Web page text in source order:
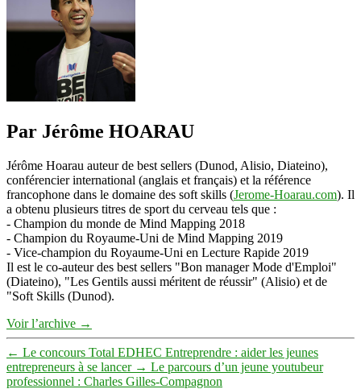
Par Jérôme HOARAU
Jérôme Hoarau auteur de best sellers (Dunod, Alisio, Diateino),
conférencier international (anglais et français) et la référence
francophone dans le domaine des soft skills (Jerome-Hoarau.com). Il
a obtenu plusieurs titres de sport du cerveau tels que :
- Champion du monde de Mind Mapping 2018
- Champion du Royaume-Uni de Mind Mapping 2019
- Vice-champion du Royaume-Uni en Lecture Rapide 2019
Il est le co-auteur des best sellers "Bon manager Mode d'Emploi"
(Diateino), "Les Gentils aussi méritent de réussir" (Alisio) et de
"Soft Skills (Dunod).
Voir l’archive →
← Le concours Total EDHEC Entreprendre : aider les jeunes
entrepreneurs à se lancer → Le parcours d’un jeune youtubeur
professionnel : Charles Gilles-Compagnon